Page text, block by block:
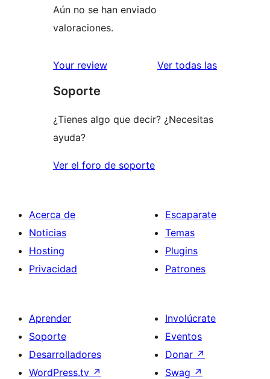
Aún no se han enviado
valoraciones.
Your review Ver todas las
Soporte
¿Tienes algo que decir? ¿Necesitas
ayuda?
Ver el foro de soporte
Acerca de
Noticias
Hosting
Privacidad
Escaparate
Temas
Plugins
Patrones
Aprender
Soporte
Desarrolladores
WordPress.tv ↗
Involúcrate
Eventos
Donar ↗
Swag ↗